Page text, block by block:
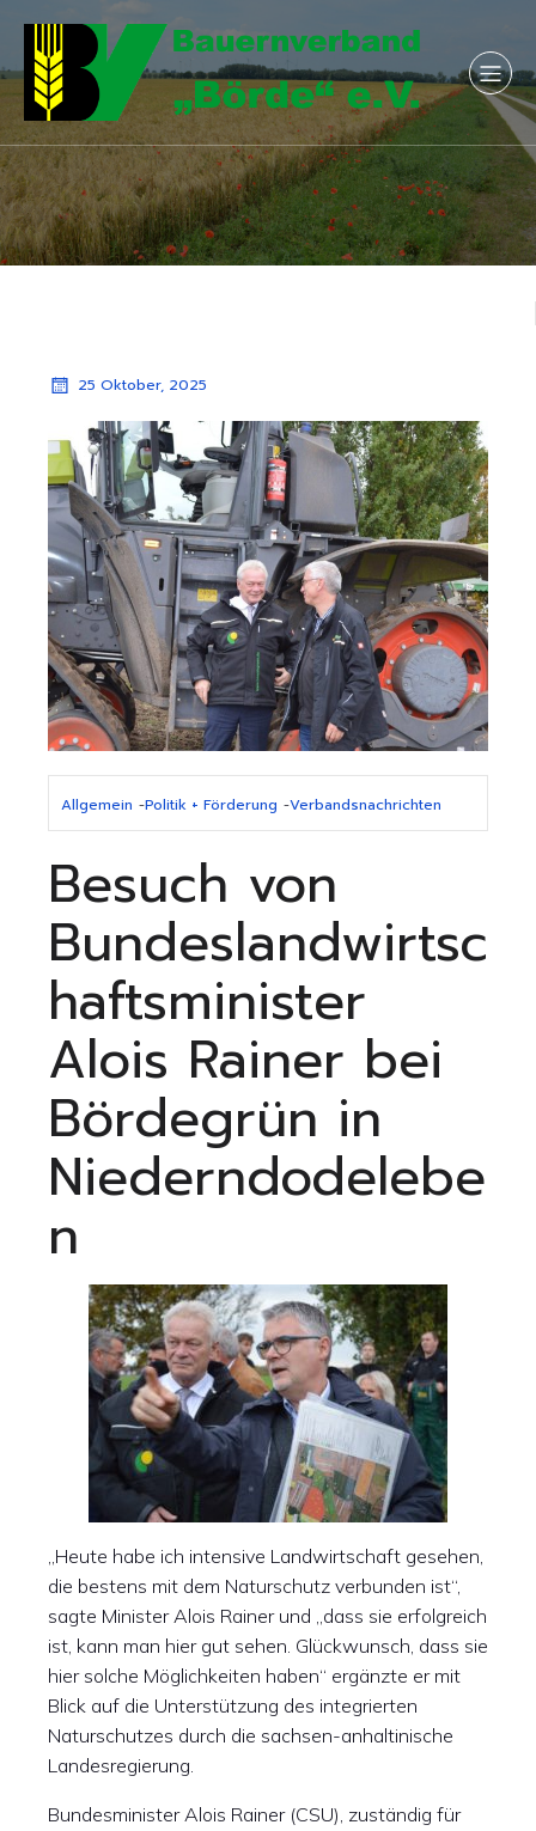
25 Oktober, 2025
Allgemein -Politik + Förderung -Verbandsnachrichten
Besuch von
Bundeslandwirtsc
haftsminister
Alois Rainer bei
Bördegrün in
Niederndodelebe
n
„Heute habe ich intensive Landwirtschaft gesehen,
die bestens mit dem Naturschutz verbunden ist“,
sagte Minister Alois Rainer und „dass sie erfolgreich
ist, kann man hier gut sehen. Glückwunsch, dass sie
hier solche Möglichkeiten haben“ ergänzte er mit
Blick auf die Unterstützung des integrierten
Naturschutzes durch die sachsen-anhaltinische
Landesregierung.
Bundesminister Alois Rainer (CSU), zuständig für